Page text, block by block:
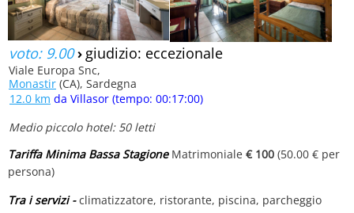
voto: 9.00› giudizio: eccezionale
Viale Europa Snc,
Monastir (CA), Sardegna
12.0 km da Villasor (tempo: 00:17:00)
Medio piccolo hotel: 50 letti
Tariffa Minima Bassa StagioneMatrimoniale € 100 (50.00 € per
persona)
Tra i servizi -climatizzatore, ristorante, piscina, parcheggio